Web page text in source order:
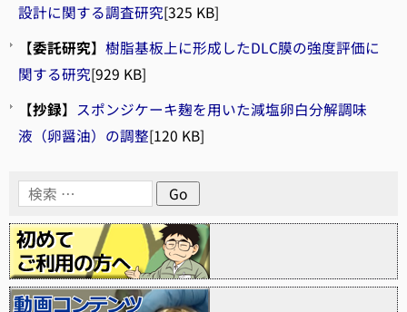
設計に関する調査研究[325 KB]
【委託研究】 樹脂基板上に形成したDLC膜の強度評価に
関する研究[929 KB]
【抄録】 スポンジケーキ麹を用いた減塩卵白分解調味
液（卵醤油）の調整[120 KB]